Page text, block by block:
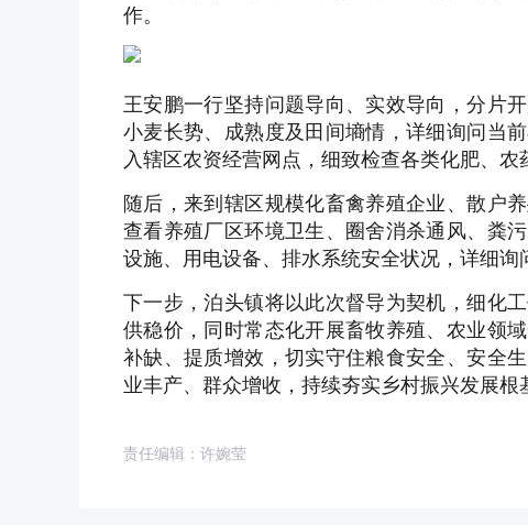
作。
王安鹏一行坚持问题导向、实效导向，分片
小麦长势、成熟度及田间墒情，详细询问当
入辖区农资经营网点，细致检查各类化肥、农
随后，来到辖区规模化畜禽养殖企业、散户
查看养殖厂区环境卫生、圈舍消杀通风、粪
设施、用电设备、排水系统安全状况，详细询
下一步，泊头镇将以此次督导为契机，细化
供稳价，同时常态化开展畜牧养殖、农业领
补缺、提质增效，切实守住粮食安全、安全
业丰产、群众增收，持续夯实乡村振兴发展根
责任编辑：许婉莹